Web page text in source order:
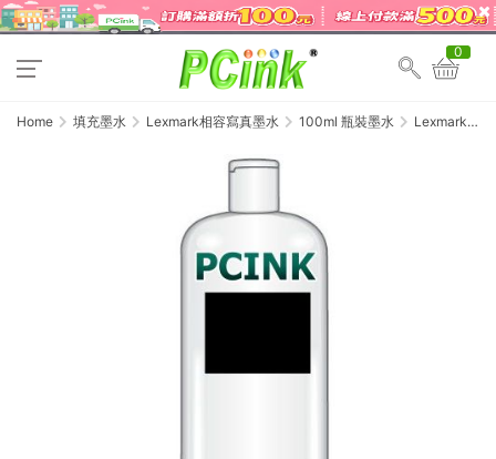
0
Home 填充墨水 Lexmark相容寫真墨水 100ml 瓶裝墨水
Lexmark